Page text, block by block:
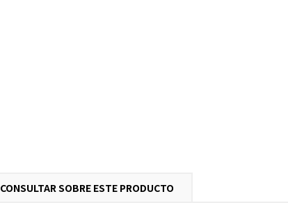
CONSULTAR SOBRE ESTE PRODUCTO